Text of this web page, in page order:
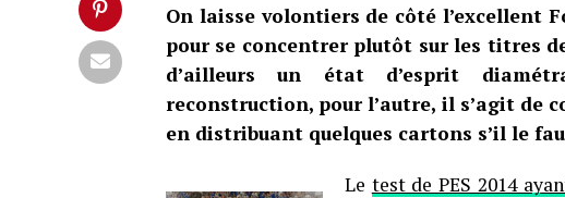
On laisse volontiers de côté l’excellent
pour se concentrer plutôt sur les titres
d’ailleurs un état d’esprit
reconstruction, pour l’autre, il s’agit de
en distribuant quelques cartons s’il le
Le test de PES 2014